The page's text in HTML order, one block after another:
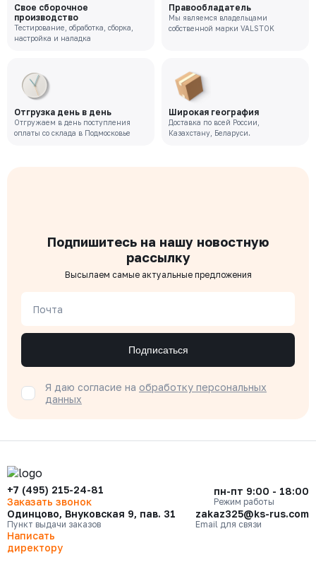
Свое сборочное
производство
Тестирование, обработка, сборка,
настройка и наладка
Правообладатель
Мы являемся владельцами
собственной марки VALSTOK
Отгрузка день в день
Отгружаем в день поступления
оплаты со склада в Подмосковье
Широкая география
Доставка по всей России,
Казахстану, Беларуси.
Подпишитесь на нашу новостную
рассылку
Высылаем самые актуальные предложения
Почта
Подписаться
Я даю согласие на обработку персональных
данных
+7 (495) 215-24-81
Заказать звонок
пн-пт 9:00 - 18:00
Режим работы
Одинцово, Внуковская 9, пав. 31
Пункт выдачи заказов
zakaz325@ks-rus.com
Email для связи
Написать
директору